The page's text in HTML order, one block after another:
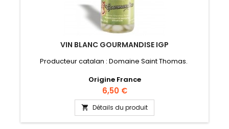
VIN BLANC GOURMANDISE IGP
Producteur catalan : Domaine Saint Thomas.
Origine France
Prix
6,50 €
 Détails du produit